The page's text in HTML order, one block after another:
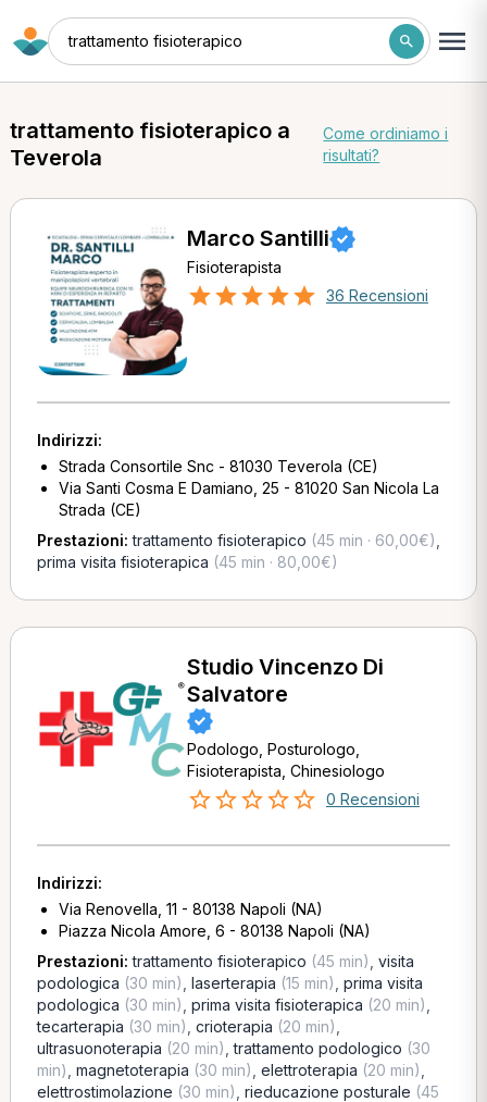
trattamento fisioterapico
trattamento fisioterapico a
Teverola
Come ordiniamo i
risultati?
Marco Santilli
Fisioterapista
36 Recensioni
Indirizzi:
Strada Consortile Snc - 81030 Teverola (CE)
Via Santi Cosma E Damiano, 25 - 81020 San Nicola La
Strada (CE)
Prestazioni:trattamento fisioterapico (45 min · 60,00€)
prima visita fisioterapica (45 min · 80,00€)
Studio Vincenzo Di
Salvatore
Podologo, Posturologo,
Fisioterapista, Chinesiologo
0 Recensioni
Indirizzi:
Via Renovella, 11 - 80138 Napoli (NA)
Piazza Nicola Amore, 6 - 80138 Napoli (NA)
Prestazioni:trattamento fisioterapico (45 min) visita
podologica (30 min) laserterapia (15 min) prima visita
podologica (30 min) prima visita fisioterapica (20 min)
tecarterapia (30 min) crioterapia (20 min)
ultrasuonoterapia (20 min) ,trattamento podologico (30
min) magnetoterapia (30 min) elettroterapia (20 min)
elettrostimolazione (30 min) rieducazione posturale (45